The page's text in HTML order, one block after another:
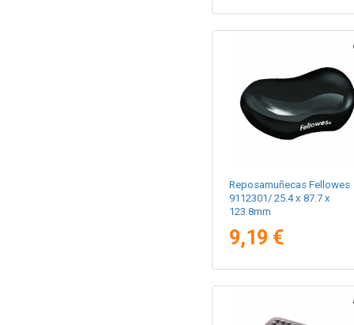
Reposamuñecas Fellowes
9112301/ 25.4 x 87.7 x
123.8mm
9,19 €